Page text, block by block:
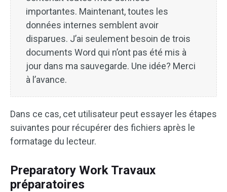
importantes. Maintenant, toutes les
données internes semblent avoir
disparues. J’ai seulement besoin de trois
documents Word qui n’ont pas été mis à
jour dans ma sauvegarde. Une idée? Merci
à l’avance.
Dans ce cas, cet utilisateur peut essayer les étapes
suivantes pour récupérer des fichiers après le
formatage du lecteur.
Preparatory Work Travaux
préparatoires